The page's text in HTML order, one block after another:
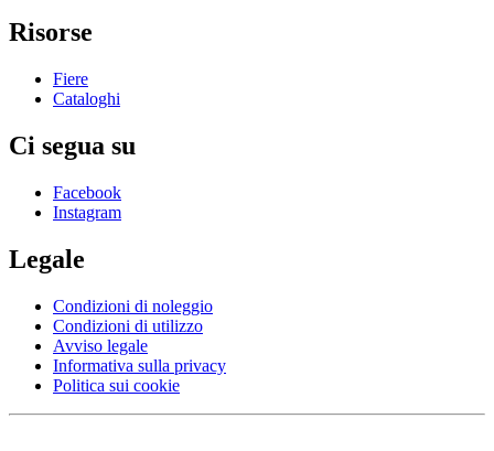
Risorse
Fiere
Cataloghi
Ci segua su
Facebook
Instagram
Legale
Condizioni di noleggio
Condizioni di utilizzo
Avviso legale
Informativa sulla privacy
Politica sui cookie